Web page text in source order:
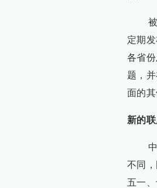
被撤
定期
各省
题，
面的其
新的
中国
不同
五一